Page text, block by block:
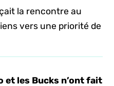
la rencontre au
vers une priorité de
et les Bucks n’ont fait